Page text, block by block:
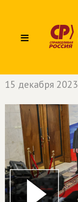
≡
15 декабря 2023